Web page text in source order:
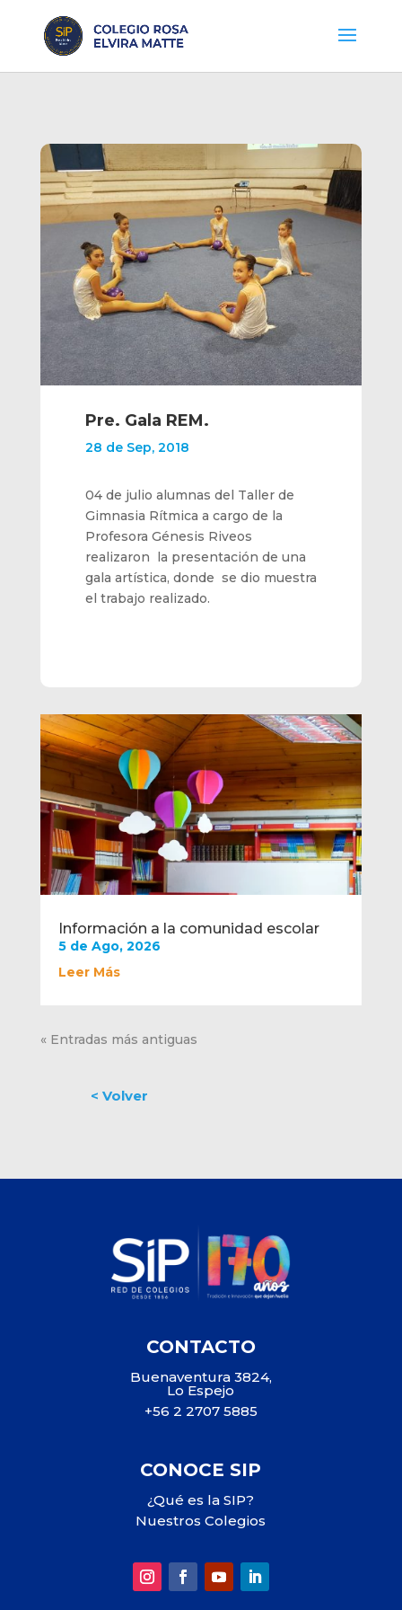
Información a la comunidad escolar
5 de Ago, 2026
Leer Más
« Entradas más antiguas
Pre. Gala REM.
28 de Sep, 2018
04 de julio alumnas del Taller de
Gimnasia Rítmica a cargo de la
Profesora Génesis Riveos
realizaron la presentación de una
gala artística, donde se dio muestra
el trabajo realizado.
CONTACTO
Buenaventura 3824,
Lo Espejo
+56 2 2707 5885
CONOCE SIP
¿Qué es la SIP?
Nuestros Colegios